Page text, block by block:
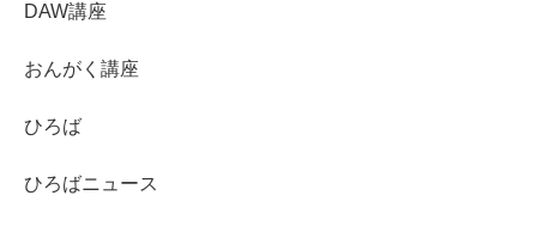
DAW講座
おんがく講座
ひろば
ひろばニュース